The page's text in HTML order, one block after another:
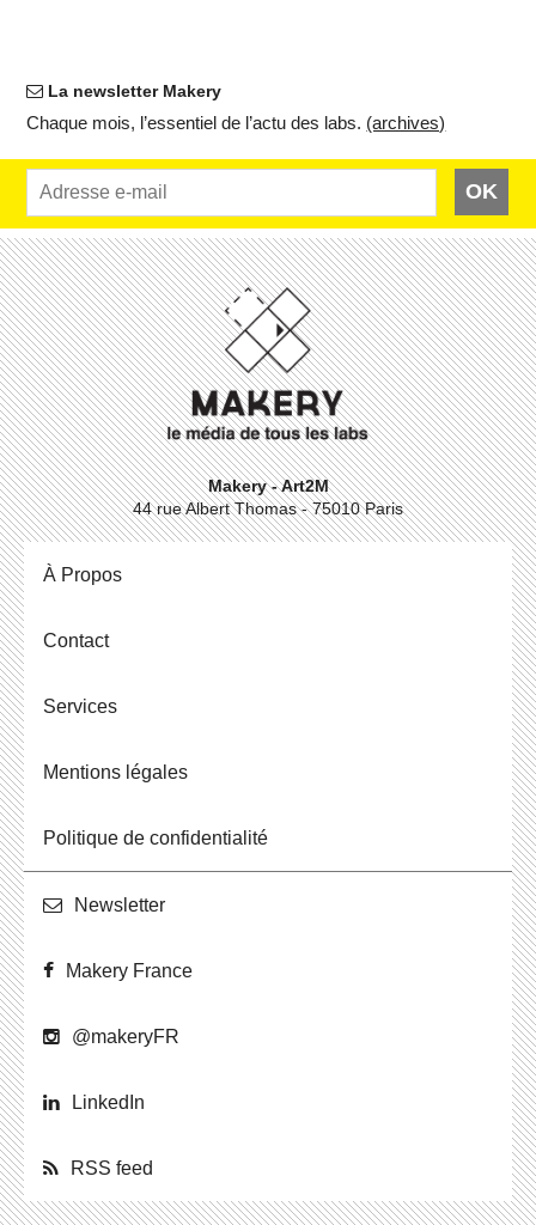
La newsletter Makery
Chaque mois, l’es­sen­tiel de l’actu des labs. (ar­chives)
OK
Makery - Art2M
44 rue Albert Thomas - 75010 Paris
À Propos
Contact
Ser­vices
Men­tions légales
Po­li­tique de confidentialité
News­let­ter
Makery France
@ma­ke­ryFR
Lin­ke­dIn
RSS feed